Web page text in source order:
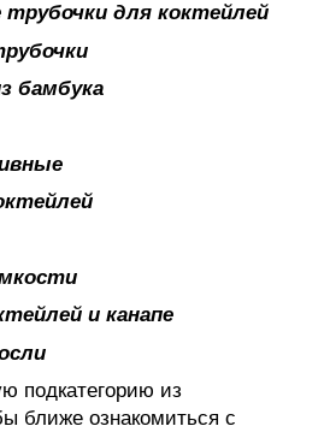
для коктейлей
бамбука
и канапе
подкатегорию из
ближе ознакомиться с